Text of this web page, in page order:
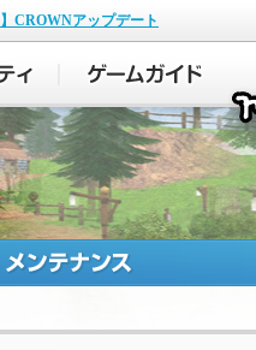
CROWNアップデート